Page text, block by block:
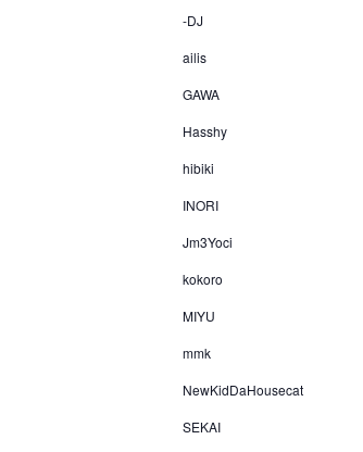
-DJ
ailis
GAWA
Hasshy
hibiki
INORI
Jm3Yoci
kokoro
MIYU
mmk
NewKidDaHousecat
SEKAI